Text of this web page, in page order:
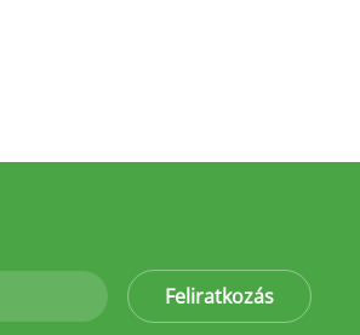
Feliratkozás